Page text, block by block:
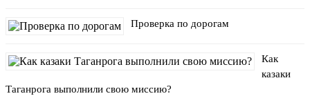
Проверка по дорогам
Как
казаки
Таганрога выполнили свою миссию?